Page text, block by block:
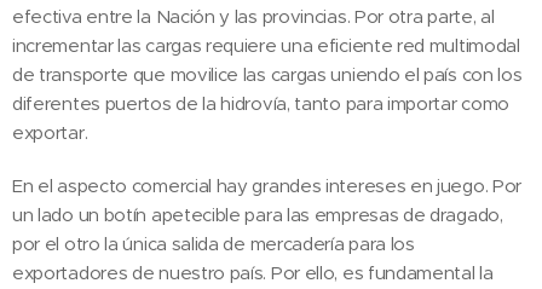
efectiva entre la Nación y las provincias. Por otra parte, al
incrementar las cargas requiere una eficiente red multimodal
de transporte que movilice las cargas uniendo el país con los
diferentes puertos de la hidrovía, tanto para importar como
exportar.
En el aspecto comercial hay grandes intereses en juego. Por
un lado un botín apetecible para las empresas de dragado,
por el otro la única salida de mercadería para los
exportadores de nuestro país. Por ello, es fundamental la